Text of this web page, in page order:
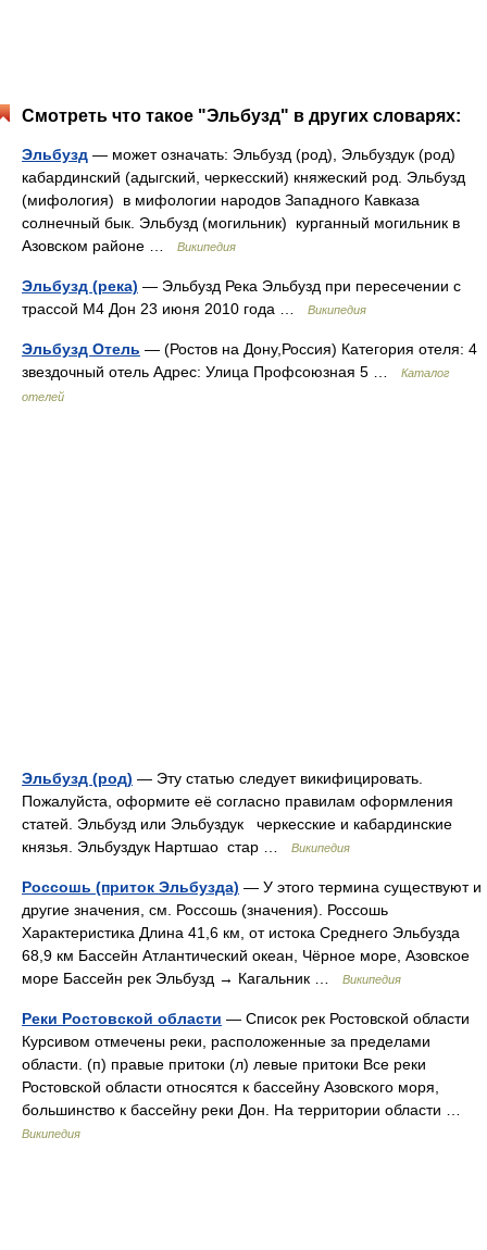
Смотреть что такое "Эльбузд" в других словарях:
Эльбузд — может означать: Эльбузд (род), Эльбуздук (род)
кабардинский (адыгский, черкесский) княжеский род. Эльбузд
(мифология) в мифологии народов Западного Кавказа
солнечный бык. Эльбузд (могильник) курганный могильник в
Азовском районе …
Википедия
Эльбузд (река) — Эльбузд Река Эльбузд при пересечении с
трассой М4 Дон 23 июня 2010 года …
Википедия
Эльбузд Отель — (Ростов на Дону,Россия) Категория отеля: 4
звездочный отель Адрес: Улица Профсоюзная 5 …
Каталог
отелей
Эльбузд (род) — Эту статью следует викифицировать.
Пожалуйста, оформите её согласно правилам оформления
статей. Эльбузд или Эльбуздук черкесские и кабардинские
князья. Эльбуздук Нартшао стар …
Википедия
Россошь (приток Эльбузда) — У этого термина существуют и
другие значения, см. Россошь (значения). Россошь
Характеристика Длина 41,6 км, от истока Среднего Эльбузда
68,9 км Бассейн Атлантический океан, Чёрное море, Азовское
море Бассейн рек Эльбузд → Кагальник …
Википедия
Реки Ростовской области — Список рек Ростовской области
Курсивом отмечены реки, расположенные за пределами
области. (п) правые притоки (л) левые притоки Все реки
Ростовской области относятся к бассейну Азовского моря,
большинство к бассейну реки Дон. На территории области …
Википедия